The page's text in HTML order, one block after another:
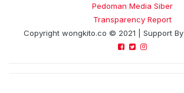
Pedoman Media Siber
Transparency Report
Copyright wongkito.co © 2021 | Support By